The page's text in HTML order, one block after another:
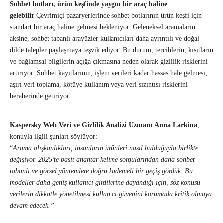
Sohbet botları, ürün keşfinde yaygın bir araç haline
gelebilir Çevrimiçi pazaryerlerinde sohbet botlarının ürün keşfi için
standart bir araç haline gelmesi bekleniyor. Geleneksel aramaların
aksine, sohbet tabanlı arayüzler kullanıcıları daha ayrıntılı ve doğal
dilde talepler paylaşmaya teşvik ediyor. Bu durum, tercihlerin, kısıtların
ve bağlamsal bilgilerin açığa çıkmasına neden olarak gizlilik risklerini
artırıyor. Sohbet kayıtlarının, işlem verileri kadar hassas hale gelmesi;
aşırı veri toplama, kötüye kullanım veya veri sızıntısı risklerini
beraberinde getiriyor.
Kaspersky Web Veri ve Gizlilik Analizi Uzmanı Anna Larkina,
konuyla ilgili şunları söylüyor:
“Arama alışkanlıkları, insanların ürünleri nasıl bulduğuyla birlikte
değişiyor. 2025’te basit anahtar kelime sorgularından daha sohbet
tabanlı ve görsel yöntemlere doğru kademeli bir geçiş gördük. Bu
modeller daha geniş kullanıcı girdilerine dayandığı için, söz konusu
verilerin dikkatle yönetilmesi kullanıcı güvenini korumada kritik olmaya
devam edecek.”